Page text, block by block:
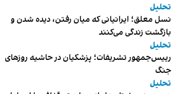
تحلیل
نسل معلق؛ ایرانیانی که میان رفتن، دیده شدن و
بازگشت زندگی می‌کنند
تحلیل
رییس‌جمهور تشریفات؛ پزشکیان در حاشیه روزهای
جنگ
تحلیل